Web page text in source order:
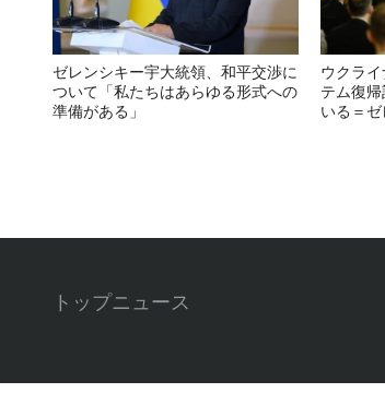
ゼレンシキー宇大統領、和平交渉に
ついて「私たちはあらゆる形式への
準備がある」
ウクラ
テム復
いる＝
トップニュース